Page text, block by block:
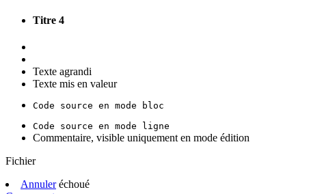
Titre 4
Texte agrandi
Texte mis en valeur
Code source en mode bloc
Code source en mode ligne
Commentaire, visible uniquement en mode édition
Fichier
Annuler échoué